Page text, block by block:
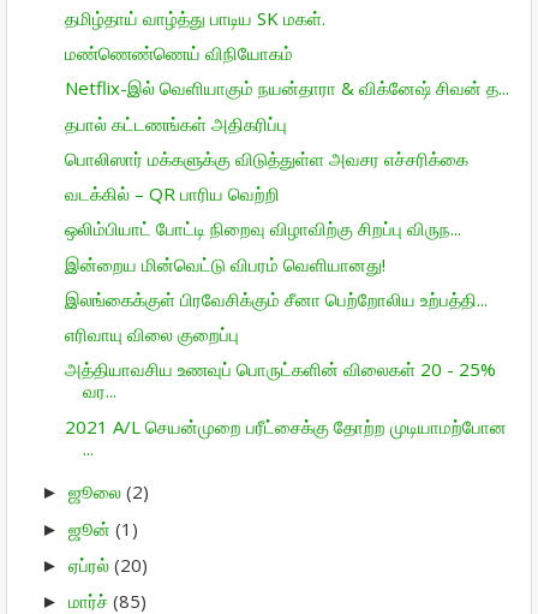
தமிழ்தாய் வாழ்த்து பாடிய SK மகள்.
மண்ணெண்ணெய் விநியோகம்
Netflix-இல் வெளியாகும் நயன்தாரா & விக்னேஷ் சிவன் த...
தபால் கட்டணங்கள் அதிகரிப்பு
பொலிஸார் மக்களுக்கு விடுத்துள்ள அவசர எச்சரிக்கை
வடக்கில் – QR பாரிய வெற்றி
ஒலிம்பியாட் போட்டி நிறைவு விழாவிற்கு சிறப்பு விருந...
இன்றைய மின்வெட்டு விபரம் வெளியானது!
இலங்கைக்குள் பிரவேசிக்கும் சீனா பெற்றோலிய உற்பத்தி...
எரிவாயு விலை குறைப்பு
அத்தியாவசிய உணவுப் பொருட்களின் விலைகள் 20 - 25%
வர...
2021 A/L செயன்முறை பரீட்சைக்கு தோற்ற முடியாமற்போன
...
► ஜூலை (2)
► ஜூன் (1)
► ஏப்ரல் (20)
► மார்ச் (85)